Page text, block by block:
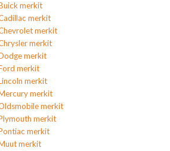
merkit
merkit
merkit
merkit
merkit
merkit
merkit
merkit
merkit
merkit
merkit
merkit